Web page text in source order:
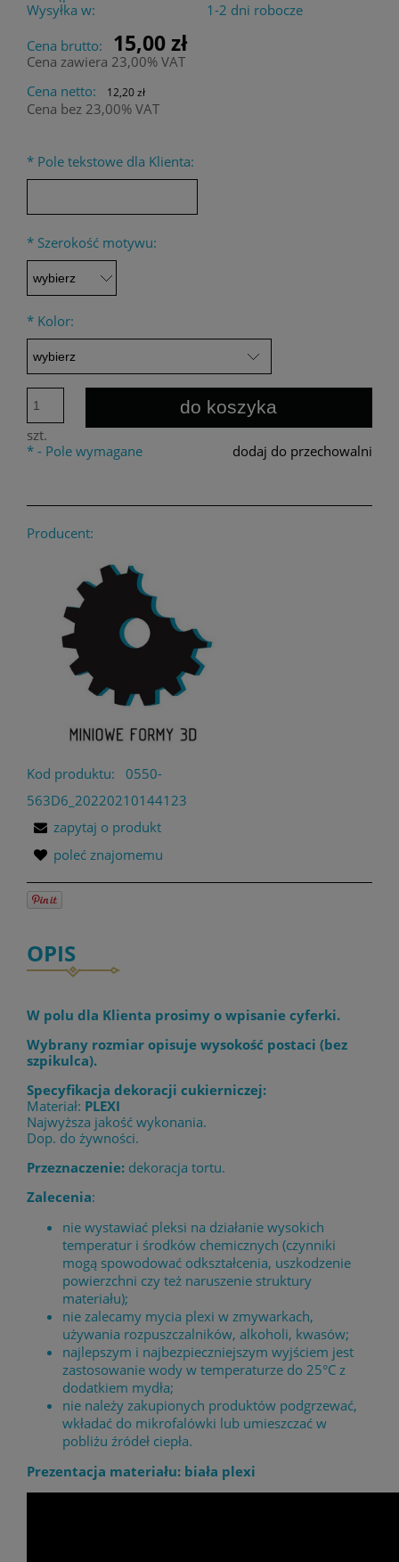
Wysyłka w:
1-2 dni robocze
Cena brutto:
15,00 zł
Cena zawiera 23,00% VAT
Cena netto:
12,20 zł
Cena bez 23,00% VAT
* Pole tekstowe dla Klienta:
* Szerokość motywu:
* Kolor:
szt.
do koszyka
dodaj do przechowalni
* - Pole wymagane
Producent:
Kod produktu:
0550-
563D6_20220210144123
zapytaj o produkt
poleć znajomemu
OPIS
W polu dla Klienta prosimy o wpisanie cyferki.
Wybrany rozmiar opisuje wysokość postaci (bez
szpikulca).
Specyfikacja dekoracji cukierniczej:
Materiał: PLEXI
Najwyższa jakość wykonania.
Dop. do żywności.
Przeznaczenie: dekoracja tortu.
Zalecenia:
nie wystawiać pleksi na działanie wysokich
temperatur i środków chemicznych (czynniki
mogą spowodować odkształcenia, uszkodzenie
powierzchni czy też naruszenie struktury
materiału);
nie zalecamy mycia plexi w zmywarkach,
używania rozpuszczalników, alkoholi, kwasów;
najlepszym i najbezpieczniejszym wyjściem jest
zastosowanie wody w temperaturze do 25°C z
dodatkiem mydła;
nie należy zakupionych produktów podgrzewać,
wkładać do mikrofalówki lub umieszczać w
pobliżu źródeł ciepła.
Prezentacja materiału: biała plexi